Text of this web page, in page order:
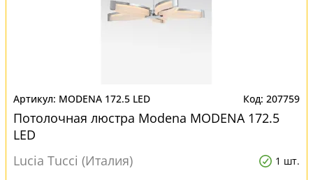
MODENA 172.5 LED 207759
Потолочная люстра Modena MODENA 172.5
LED
Lucia Tucci (Италия)
1 шт.